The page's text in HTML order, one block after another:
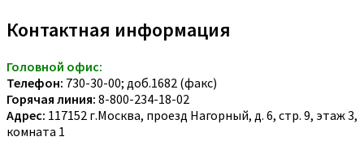
Контактная информация
Головной офис:
Телефон: 730-30-00; доб.1682 (факс)
Горячая линия: 8-800-234-18-02
Адрес: 117152 г.Москва, проезд Нагорный, д. 6, стр. 9, этаж 3,
комната 1